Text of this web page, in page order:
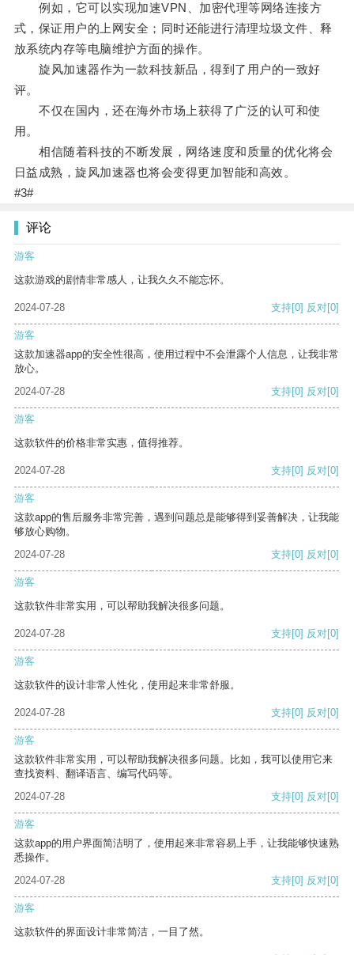
例如，它可以实现加速VPN、加密代理等网络连接方
式，保证用户的上网安全；同时还能进行清理垃圾文件、释
放系统内存等电脑维护方面的操作。
旋风加速器作为一款科技新品，得到了用户的一致好
评。
不仅在国内，还在海外市场上获得了广泛的认可和使
用。
相信随着科技的不断发展，网络速度和质量的优化将会
日益成熟，旋风加速器也将会变得更加智能和高效。
#3#
评论
游客
这款游戏的剧情非常感人，让我久久不能忘怀。
2024-07-28 支持[0] 反对[0]
游客
这款加速器app的安全性很高，使用过程中不会泄露个人信息，让我非常
放心。
2024-07-28
支持[0] 反对[0]
游客
这款软件的价格非常实惠，值得推荐。
2024-07-28 支持[0] 反对[0]
游客
这款app的售后服务非常完善，遇到问题总是能够得到妥善解决，让我能
够放心购物。
2024-07-28
支持[0] 反对[0]
游客
这款软件非常实用，可以帮助我解决很多问题。
2024-07-28 支持[0] 反对[0]
游客
这款软件的设计非常人性化，使用起来非常舒服。
2024-07-28 支持[0] 反对[0]
游客
这款软件非常实用，可以帮助我解决很多问题。比如，我可以使用它来
查找资料、翻译语言、编写代码等。
2024-07-28
支持[0] 反对[0]
游客
这款app的用户界面简洁明了，使用起来非常容易上手，让我能够快速熟
悉操作。
2024-07-28
支持[0] 反对[0]
游客
这款软件的界面设计非常简洁，一目了然。